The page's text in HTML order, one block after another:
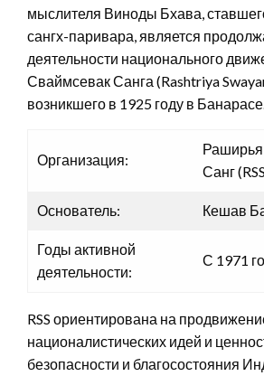
мыслителя Виноды Бхава,
сангх-паривара, является
деятельности национального
Сваймсевак Санга (Rashtriya
возникшего в 1925 году в
Организация:
Санг
Основатель: Кешав
Годы активной
деятельности:
С 1971
RSS ориентирована на
националистических идей и
безопасности и благосостояния